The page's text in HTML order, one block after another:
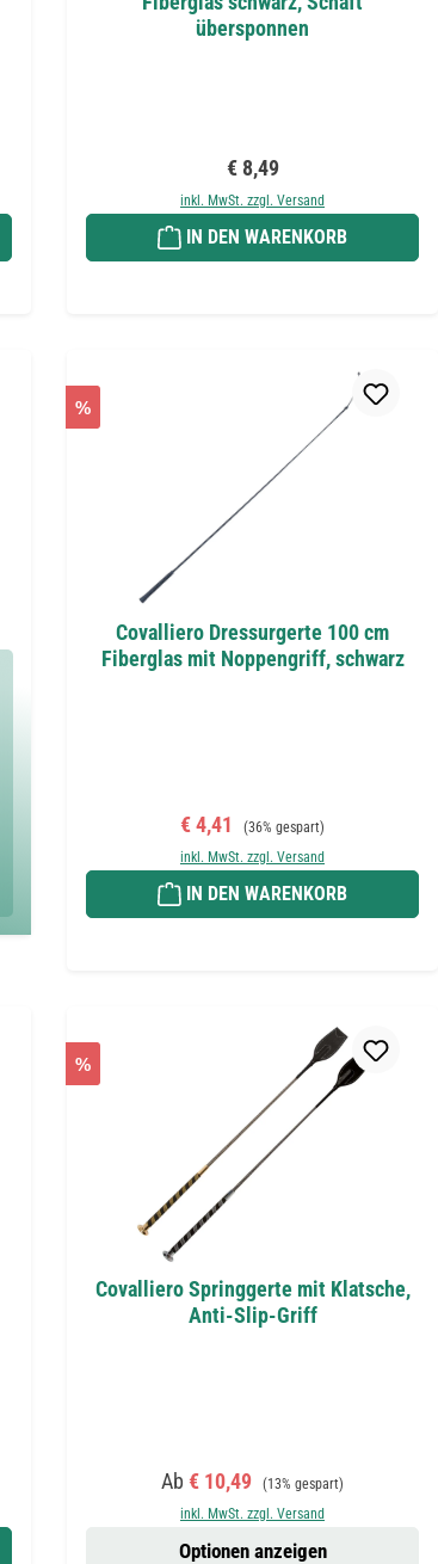
übersponnen
Regulärer Preis:
€ 8,49
inkl. MwSt. zzgl. Versand
IN DEN WARENKORB
%
Covalliero Dressurgerte 100 cm
Fiberglas mit Noppengriff, schwarz
Verkaufspreis:
€ 4,41 Regulärer Preis:
(36% gespart)
inkl. MwSt. zzgl. Versand
IN DEN WARENKORB
%
Covalliero Springgerte mit Klatsche,
Anti-Slip-Griff
Verkaufspreis:
Ab € 10,49 Regulärer Preis:
(13% gespart)
inkl. MwSt. zzgl. Versand
Optionen anzeigen